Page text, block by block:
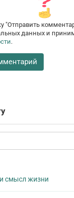
"Отправить
данных и
.
смысл жизни